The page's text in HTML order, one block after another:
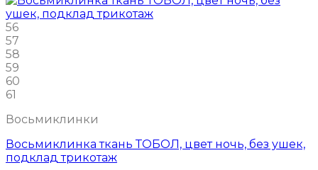
56
57
58
59
60
61
Восьмиклинки
Восьмиклинка ткань ТОБОЛ, цвет ночь, без ушек,
подклад трикотаж